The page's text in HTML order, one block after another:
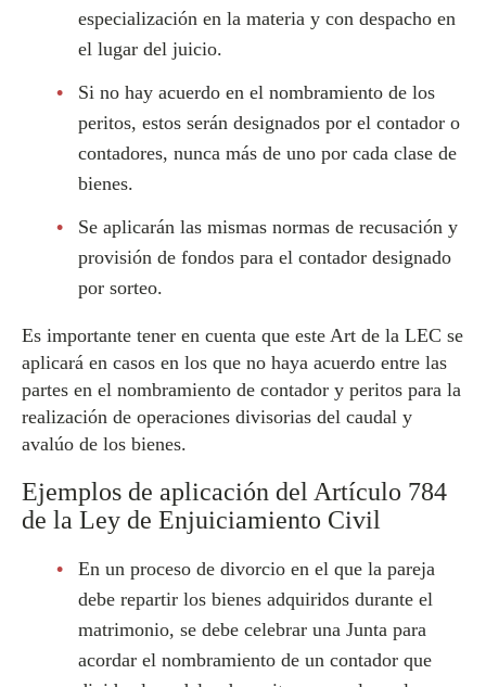
especialización en la materia y con despacho en
el lugar del juicio.
Si no hay acuerdo en el nombramiento de los
peritos, estos serán designados por el contador o
contadores, nunca más de uno por cada clase de
bienes.
Se aplicarán las mismas normas de recusación y
provisión de fondos para el contador designado
por sorteo.
Es importante tener en cuenta que este Art de la LEC se
aplicará en casos en los que no haya acuerdo entre las
partes en el nombramiento de contador y peritos para la
realización de operaciones divisorias del caudal y
avalúo de los bienes.
Ejemplos de aplicación del Artículo 784
de la Ley de Enjuiciamiento Civil
En un proceso de divorcio en el que la pareja
debe repartir los bienes adquiridos durante el
matrimonio, se debe celebrar una Junta para
acordar el nombramiento de un contador que